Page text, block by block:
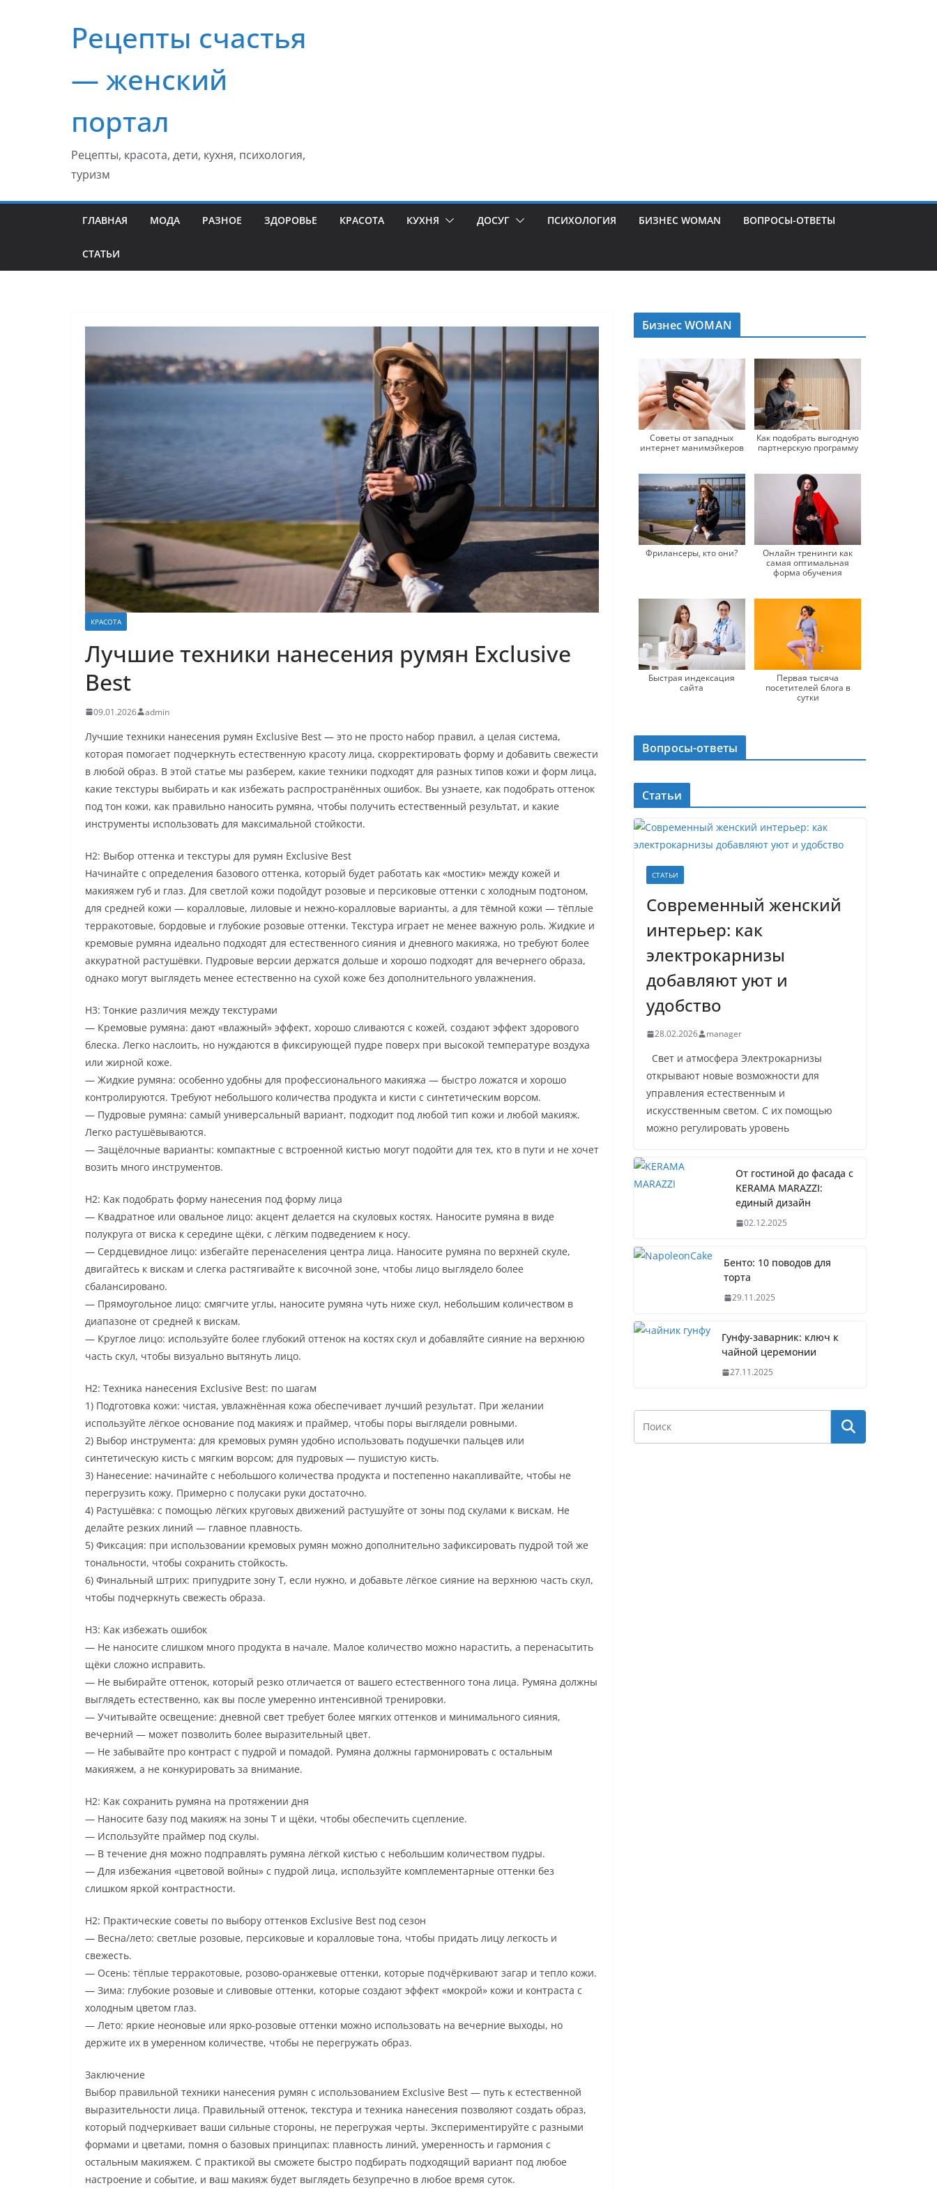
содержимомуРецепты счастья
— женский
портал
Рецепты, красота, дети, кухня, психология,
туризм
ГЛАВНАЯ МОДА РАЗНОЕ ЗДОРОВЬЕ КРАСОТА КУХНЯ ДОСУГ ПСИХОЛОГИЯ БИЗНЕС WOMAN ВОПРОСЫ-ОТВЕТЫ
СТАТЬИ
КРАСОТА
Лучшие техники нанесения румян Exclusive
Best
09.01.2026 admin
Лучшие техники нанесения румян Exclusive Best — это не просто набор правил, а целая система,
которая помогает подчеркнуть естественную красоту лица, скорректировать форму и добавить свежести
в любой образ. В этой статье мы разберем, какие техники подходят для разных типов кожи и форм лица,
какие текстуры выбирать и как избежать распространённых ошибок. Вы узнаете, как подобрать оттенок
под тон кожи, как правильно наносить румяна, чтобы получить естественный результат, и какие
инструменты использовать для максимальной стойкости.
H2: Выбор оттенка и текстуры для румян Exclusive Best
Начинайте с определения базового оттенка, который будет работать как «мостик» между кожей и
макияжем губ и глаз. Для светлой кожи подойдут розовые и персиковые оттенки с холодным подтоном,
для средней кожи — коралловые, лиловые и нежно-коралловые варианты, а для тёмной кожи — тёплые
терракотовые, бордовые и глубокие розовые оттенки. Текстура играет не менее важную роль. Жидкие и
кремовые румяна идеально подходят для естественного сияния и дневного макияжа, но требуют более
аккуратной растушёвки. Пудровые версии держатся дольше и хорошо подходят для вечернего образа,
однако могут выглядеть менее естественно на сухой коже без дополнительного увлажнения.
H3: Тонкие различия между текстурами
— Кремовые румяна: дают «влажный» эффект, хорошо сливаются с кожей, создают эффект здорового
блеска. Легко наслоить, но нуждаются в фиксирующей пудре поверх при высокой температуре воздуха
или жирной коже.
— Жидкие румяна: особенно удобны для профессионального макияжа — быстро ложатся и хорошо
контролируются. Требуют небольшого количества продукта и кисти с синтетическим ворсом.
— Пудровые румяна: самый универсальный вариант, подходит под любой тип кожи и любой макияж.
Легко растушёвываются.
— Защёлочные варианты: компактные с встроенной кистью могут подойти для тех, кто в пути и не хочет
возить много инструментов.
H2: Как подобрать форму нанесения под форму лица
— Квадратное или овальное лицо: акцент делается на скуловых костях. Наносите румяна в виде
полукруга от виска к середине щёки, с лёгким подведением к носу.
— Сердцевидное лицо: избегайте перенаселения центра лица. Наносите румяна по верхней скуле,
двигайтесь к вискам и слегка растягивайте к височной зоне, чтобы лицо выглядело более
сбалансировано.
— Прямоугольное лицо: смягчите углы, наносите румяна чуть ниже скул, небольшим количеством в
диапазоне от средней к вискам.
— Круглое лицо: используйте более глубокий оттенок на костях скул и добавляйте сияние на верхнюю
часть скул, чтобы визуально вытянуть лицо.
H2: Техника нанесения Exclusive Best: по шагам
1) Подготовка кожи: чистая, увлажнённая кожа обеспечивает лучший результат. При желании
используйте лёгкое основание под макияж и праймер, чтобы поры выглядели ровными.
2) Выбор инструмента: для кремовых румян удобно использовать подушечки пальцев или
синтетическую кисть с мягким ворсом; для пудровых — пушистую кисть.
3) Нанесение: начинайте с небольшого количества продукта и постепенно накапливайте, чтобы не
перегрузить кожу. Примерно с полусаки руки достаточно.
4) Растушёвка: с помощью лёгких круговых движений растушуйте от зоны под скулами к вискам. Не
делайте резких линий — главное плавность.
5) Фиксация: при использовании кремовых румян можно дополнительно зафиксировать пудрой той же
тональности, чтобы сохранить стойкость.
6) Финальный штрих: припудрите зону Т, если нужно, и добавьте лёгкое сияние на верхнюю часть скул,
чтобы подчеркнуть свежесть образа.
H3: Как избежать ошибок
— Не наносите слишком много продукта в начале. Малое количество можно нарастить, а перенасытить
щёки сложно исправить.
— Не выбирайте оттенок, который резко отличается от вашего естественного тона лица. Румяна должны
выглядеть естественно, как вы после умеренно интенсивной тренировки.
— Учитывайте освещение: дневной свет требует более мягких оттенков и минимального сияния,
вечерний — может позволить более выразительный цвет.
— Не забывайте про контраст с пудрой и помадой. Румяна должны гармонировать с остальным
макияжем, а не конкурировать за внимание.
H2: Как сохранить румяна на протяжении дня
— Наносите базу под макияж на зоны T и щёки, чтобы обеспечить сцепление.
— Используйте праймер под скулы.
— В течение дня можно подправлять румяна лёгкой кистью с небольшим количеством пудры.
— Для избежания «цветовой войны» с пудрой лица, используйте комплементарные оттенки без
слишком яркой контрастности.
H2: Практические советы по выбору оттенков Exclusive Best под сезон
— Весна/лето: светлые розовые, персиковые и коралловые тона, чтобы придать лицу легкость и
свежесть.
— Осень: тёплые терракотовые, розово-оранжевые оттенки, которые подчёркивают загар и тепло кожи.
— Зима: глубокие розовые и сливовые оттенки, которые создают эффект «мокрой» кожи и контраста с
холодным цветом глаз.
— Лето: яркие неоновые или ярко-розовые оттенки можно использовать на вечерние выходы, но
держите их в умеренном количестве, чтобы не перегружать образ.
Заключение
Выбор правильной техники нанесения румян с использованием Exclusive Best — путь к естественной
выразительности лица. Правильный оттенок, текстура и техника нанесения позволяют создать образ,
который подчеркивает ваши сильные стороны, не перегружая черты. Экспериментируйте с разными
формами и цветами, помня о базовых принципах: плавность линий, умеренность и гармония с
остальным макияжем. С практикой вы сможете быстро подбирать подходящий вариант под любое
настроение и событие, и ваш макияж будет выглядеть безупречно в любое время суток.
Бизнес WOMAN
Советы от западных
интернет манимэйкеров
Как подобрать выгодную
партнерскую программу
Фрилансеры, кто они?
Онлайн тренинги как
самая оптимальная
форма обучения
Быстрая индексация
сайта
Первая тысяча
посетителей блога в
сутки
Вопросы-ответы
Статьи
СТАТЬИ
Современный женский
интерьер: как
электрокарнизы
добавляют уют и
удобство
28.02.2026 manager
Свет и атмосфера Электрокарнизы
открывают новые возможности для
управления естественным и
искусственным светом. С их помощью
можно регулировать уровень
От гостиной до фасада с
KERAMA MARAZZI:
единый дизайн
02.12.2025
Бенто: 10 поводов для
торта
29.11.2025
Гунфу-заварник: ключ к
чайной церемонии
27.11.2025